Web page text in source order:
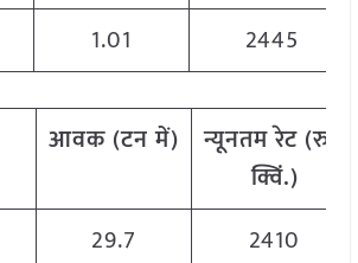
1.01 2445
आवक (टनमें) न्यूनतमरेट (रु
क्विं.)
29.7
2410